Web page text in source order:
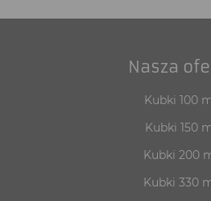
Nasza
Kubki 100
Kubki 150
Kubki 200
Kubki 330